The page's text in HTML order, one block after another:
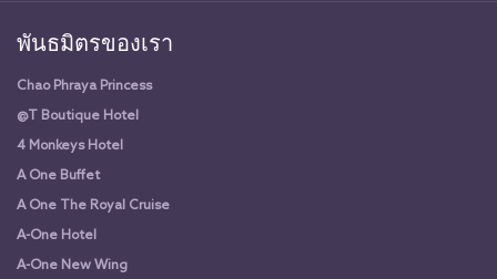
พันธมิตรของเรา
Chao Phraya Princess
@T Boutique Hotel
4 Monkeys Hotel
A One Buffet
A One The Royal Cruise
A-One Hotel
A-One New Wing